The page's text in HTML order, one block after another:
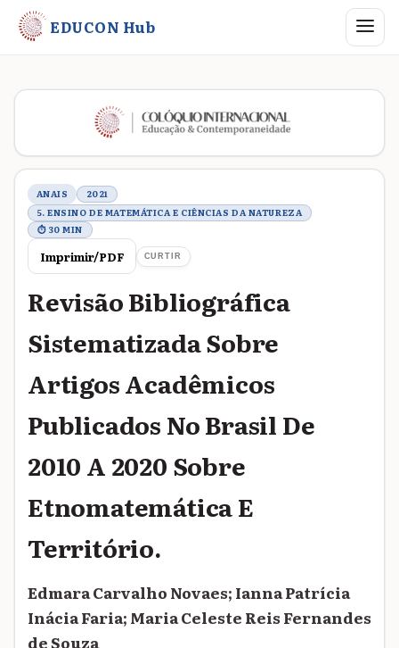
EDUCON Hub Abrir
Metadados do trabalho
ANAIS
2021
5. ENSINO DE MATEMÁTICA E CIÊNCIAS DA NATUREZA
⏱ 30 MIN
Imprimir/PDF CURTIR
Revisão Bibliográfica
Sistematizada Sobre
Artigos Acadêmicos
Publicados No Brasil De
2010 A 2020 Sobre
Etnomatemática E
Território.
Edmara Carvalho Novaes; Ianna Patrícia
Inácia Faria; Maria Celeste Reis Fernandes
de Souza